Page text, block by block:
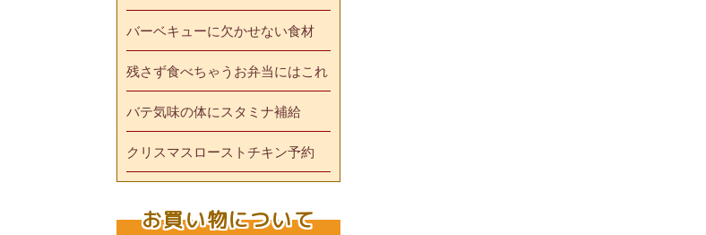
バーベキューに欠かせない食材
残さず食べちゃうお弁当にはこれ
バテ気味の体にスタミナ補給
クリスマスローストチキン予約
お買い物について